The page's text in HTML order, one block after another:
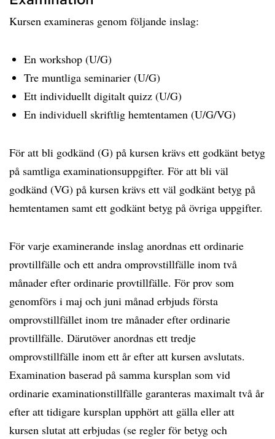
Kursen examineras genom följande inslag:
En workshop (U/G)
Tre muntliga seminarier (U/G)
Ett individuellt digitalt quizz (U/G)
En individuell skriftlig hemtentamen (U/G/VG)
För att bli godkänd (G) på kursen krävs ett godkänt betyg
på samtliga examinationsuppgifter. För att bli väl
godkänd (VG) på kursen krävs ett väl godkänt betyg på
hemtentamen samt ett godkänt betyg på övriga uppgifter.
För varje examinerande inslag anordnas ett ordinarie
provtillfälle och ett andra omprovstillfälle inom två
månader efter ordinarie provtillfälle. För prov som
genomförs i maj och juni månad erbjuds första
omprovstillfället inom tre månader efter ordinarie
provtillfälle. Därutöver anordnas ett tredje
omprovstillfälle inom ett år efter att kursen avslutats.
Examination baserad på samma kursplan som vid
ordinarie examinationstillfälle garanteras maximalt två år
efter att tidigare kursplan upphört att gälla eller att
kursen slutat att erbjudas (se regler för betyg och